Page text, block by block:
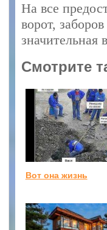
На все
ворот,
значительная
Смотрите
Вот она жизнь